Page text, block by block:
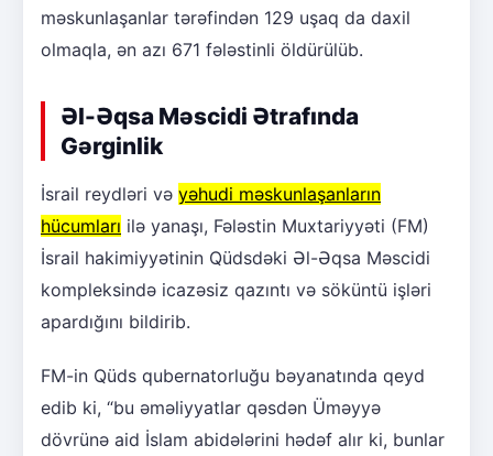
məskunlaşanlar tərəfindən 129 uşaq da daxil
olmaqla, ən azı 671 fələstinli öldürülüb.
Əl-Əqsa Məscidi Ətrafında
Gərginlik
İsrail reydləri və yəhudi məskunlaşanların
hücumları ilə yanaşı, Fələstin Muxtariyyəti (FM)
İsrail hakimiyyətinin Qüdsdəki Əl-Əqsa Məscidi
kompleksində icazəsiz qazıntı və söküntü işləri
apardığını bildirib.
FM-in Qüds qubernatorluğu bəyanatında qeyd
edib ki, “bu əməliyyatlar qəsdən Üməyyə
dövrünə aid İslam abidələrini hədəf alır ki, bunlar